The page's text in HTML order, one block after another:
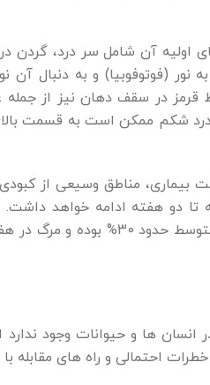
اولیه آن شامل سر درد، گردن
نور (فوتوفوبیا) و به
قرمز در سقف دهان نیز از
و درد شکم ممکن است به قسمت
بیماری، مناطق وسیعی از
متفاوت باشد اما این میزان
ها و حیوانات وجود
احتمالی و راه های مقابله